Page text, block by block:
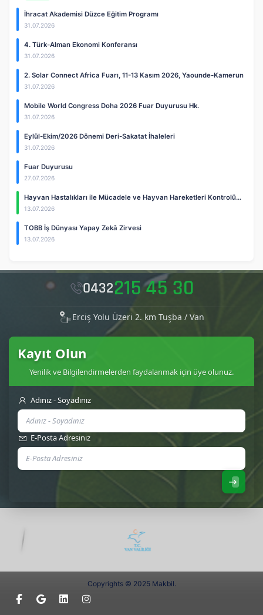
İhracat Akademisi Düzce Eğitim Programı
31.07.2026
4. Türk-Alman Ekonomi Konferansı
31.07.2026
2. Solar Connect Africa Fuarı, 11-13 Kasım 2026, Yaounde-Kamerun
31.07.2026
Mobile World Congress Doha 2026 Fuar Duyurusu Hk.
31.07.2026
Eylül-Ekim/2026 Dönemi Deri-Sakatat İhaleleri
31.07.2026
Fuar Duyurusu
27.07.2026
Hayvan Hastalıkları ile Mücadele ve Hayvan Hareketleri Kontrolü…
13.07.2026
TOBB İş Dünyası Yapay Zekâ Zirvesi
13.07.2026
0432215 45 30
Erciş Yolu Üzeri 2. km Tuşba / Van
Kayıt Olun
Yenilik ve Bilgilendirmelerden faydalanmak için üye olunuz.
Adınız - Soyadınız
E-Posta Adresiniz
Copyrights © 2025 Makbil.